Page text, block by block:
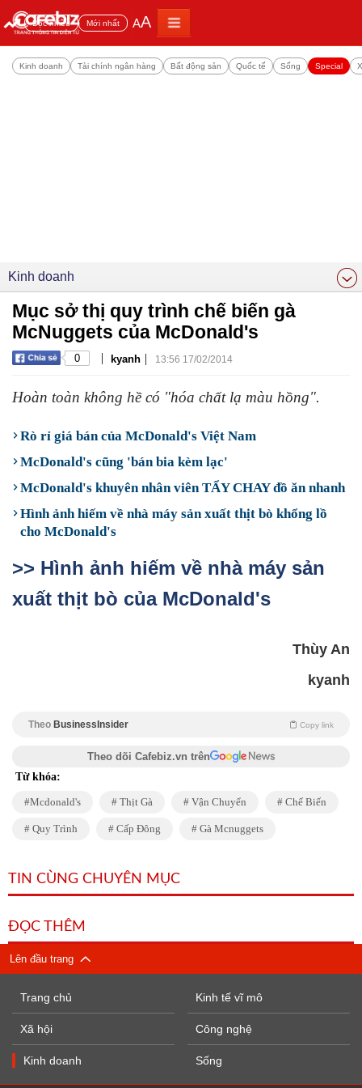
Đọc nhiều Mới nhất AA
Kinh doanh Tài chính ngân hàng Bất động sản Quốc tế Sống Special
Kinh doanh
Mục sở thị quy trình chế biến gà
McNuggets của McDonald's
0 | kyanh | 13:56 17/02/2014
Hoàn toàn không hề có "hóa chất lạ màu hồng".
Rò rỉ giá bán của McDonald's Việt Nam
McDonald's cũng 'bán bia kèm lạc'
McDonald's khuyên nhân viên TẨY CHAY đồ ăn nhanh
Hình ảnh hiếm về nhà máy sản xuất thịt bò khổng lồ
cho McDonald's
>> Hình ảnh hiếm về nhà máy sản
xuất thịt bò của McDonald's
Thùy An
kyanh
Theo BusinessInsider Copy link
Theo dõi Cafebiz.vn trên
Từ khóa:
Mcdonald's Thịt Gà Vận Chuyển Chế Biến
Quy Trình Cấp Đông Gà Mcnuggets
TIN CÙNG CHUYÊN MỤC
ĐỌC THÊM
Lên đầu trang
Trang chủ
Xã hội
Kinh doanh
Kinh tế vĩ mô
Công nghệ
Sống